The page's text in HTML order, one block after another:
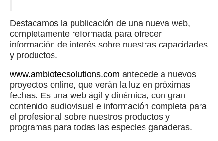
Destacamos la publicación de una nueva web,
completamente reformada para ofrecer
información de interés sobre nuestras capacidades
y productos.
www.ambiotecsolutions.com antecede a nuevos
proyectos online, que verán la luz en próximas
fechas. Es una web ágil y dinámica, con gran
contenido audiovisual e información completa para
el profesional sobre nuestros productos y
programas para todas las especies ganaderas.